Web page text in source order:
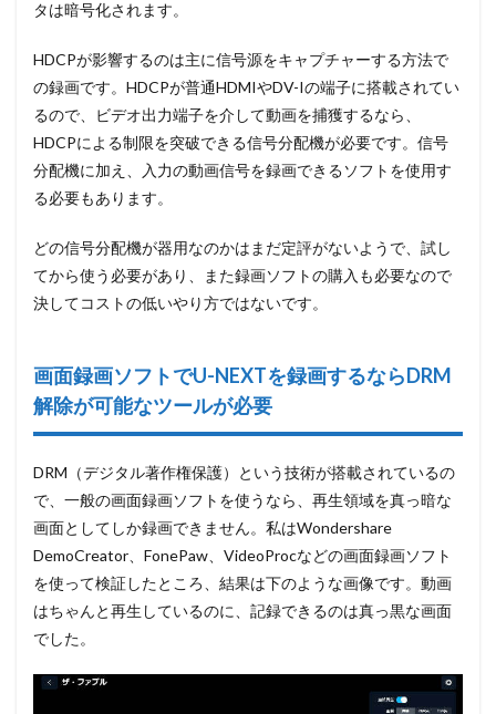
タは暗号化されます。
HDCPが影響するのは主に信号源をキャプチャーする方法で
の録画です。 HDCPが普通HDMIやDV-Iの端子に搭載されてい
るので、ビデオ出力端子を介して動画を捕獲するなら、
HDCPによる制限を突破できる信号分配機が必要です。信号
分配機に加え、入力の動画信号を録画できるソフトを使用す
る必要もあります。
どの信号分配機が器用なのかはまだ定評がないようで、試し
てから使う必要があり、また録画ソフトの購入も必要なので
決してコストの低いやり方ではないです。
画面録画ソフトでU-NEXTを録画するならDRM
解除が可能なツールが必要
DRM（デジタル著作権保護）という技術が搭載されているの
で、一般の画面録画ソフトを使うなら、再生領域を真っ暗な
画面としてしか録画できません。私はWondershare
DemoCreator、FonePaw、VideoProcなどの画面録画ソフト
を使って検証したところ、結果は下のような画像です。動画
はちゃんと再生しているのに、記録できるのは真っ黒な画面
でした。